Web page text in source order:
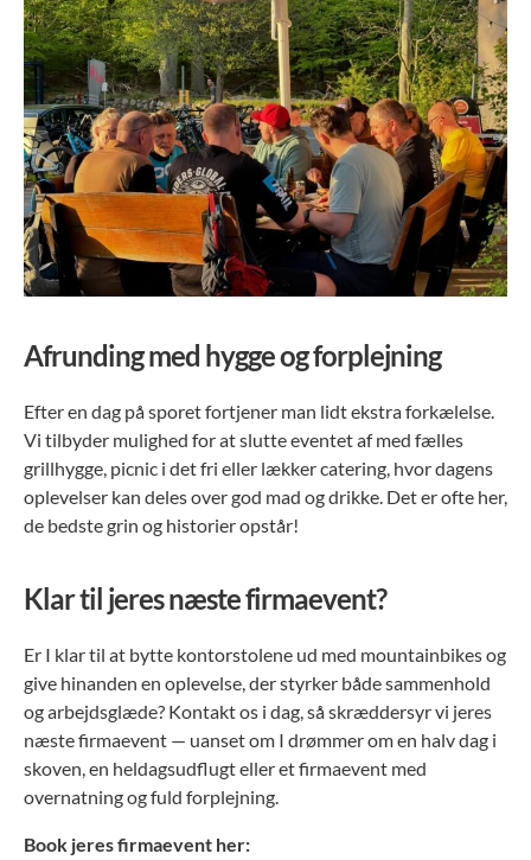
Afrunding med hygge og forplejning
Efter en dag på sporet fortjener man lidt ekstra forkælelse.
Vi tilbyder mulighed for at slutte eventet af med fælles
grillhygge, picnic i det fri eller lækker catering, hvor dagens
oplevelser kan deles over god mad og drikke. Det er ofte her,
de bedste grin og historier opstår!
Klar til jeres næste firmaevent?
Er I klar til at bytte kontorstolene ud med mountainbikes og
give hinanden en oplevelse, der styrker både sammenhold
og arbejdsglæde? Kontakt os i dag, så skræddersyr vi jeres
næste firmaevent — uanset om I drømmer om en halv dag i
skoven, en heldagsudflugt eller et firmaevent med
overnatning og fuld forplejning.
Book jeres firmaevent her: